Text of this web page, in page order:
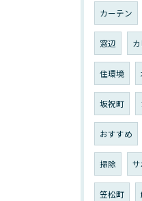
カーテン
窓辺
住環境
坂祝町
おすすめ
掃除 サ
笠松町